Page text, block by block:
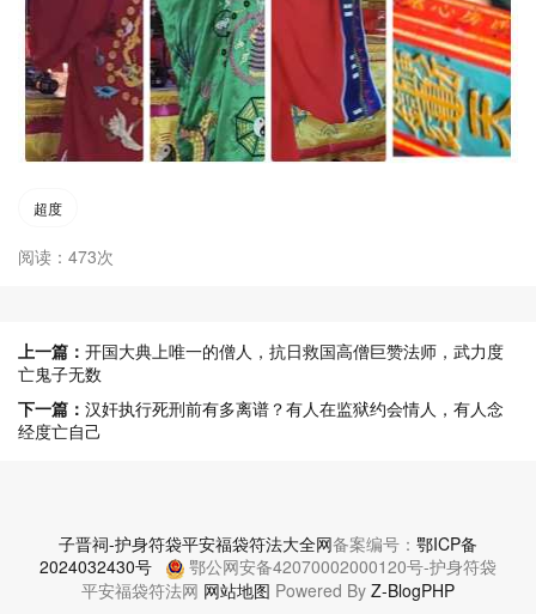
超度
阅读：473次
上一篇： 开国大典上唯一的僧人，抗日救国高僧巨赞法师，武力度
亡鬼子无数
下一篇： 汉奸执行死刑前有多离谱？有人在监狱约会情人，有人念
经度亡自己
子晋祠-护身符袋平安福袋符法大全网备案编号： 鄂ICP备
2024032430号
鄂公网安备42070002000120号-护身符袋
平安福袋符法网 网站地图 Powered By Z-BlogPHP